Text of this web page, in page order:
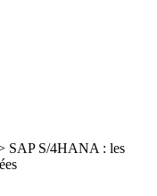
SAP S/4HANA : les